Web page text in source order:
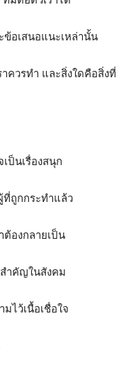
ข้อเสนอแนะเหล่านั้น
ควรทำ และสิ่งใดคือสิ่งที่
ป็นเรื่องสนุก
ที่ถูกกระทำแล้ว
ต้องกลายเป็น
สำคัญในสังคม
ไว้เนื้อเชื่อใจ